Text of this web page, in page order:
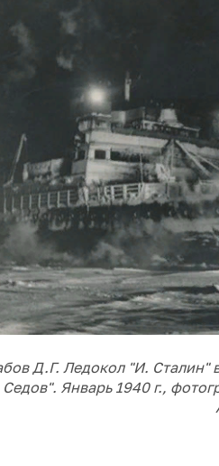
Д.Г. Ледокол "И. Сталин"
Седов". Январь 1940 г.,